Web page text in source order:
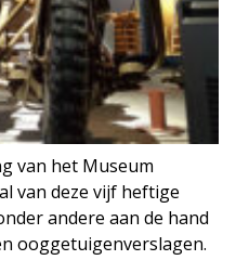
van het Museum
van deze vijf heftige
andere aan de hand
ooggetuigenverslagen.